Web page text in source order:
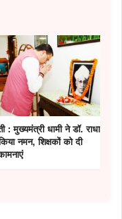
: मुख्यमंत्री धामी ने डॉ. राधाकृष्णन
नमन, शिक्षकों को दी